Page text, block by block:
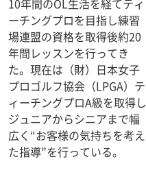
10年間のOL生活を経てティ
ーチングプロを目指し練習
場連盟の資格を取得後約20
年間レッスンを行ってき
た。現在は（財）日本女子
プロゴルフ協会（LPGA）テ
ィーチングプロA級を取得し
ジュニアからシニアまで幅
広く“お客様の気持ちを考え
た指導”を行っている。